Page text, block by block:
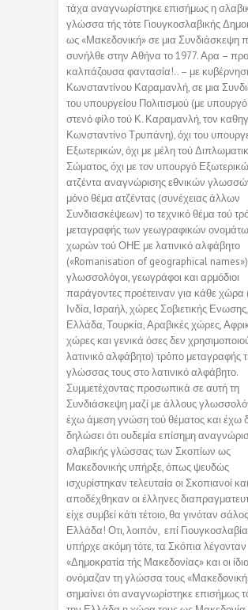
τάχα αναγνωρίστηκε επισήμως η
γλώσσα τής τότε Γιουγκοσλαβικής
ως «Μακεδονική» σε μια Συνδιάσκεψη
συνήλθε στην Αθήνα το 1977. Αρα –
καλπάζουσα φαντασία!.. – με
Κωνσταντίνου Καραμανλή, σε μια
του υπουργείου Πολιτισμού (με
στενό φίλο τού Κ. Καραμανλή, τον
Κωνσταντίνο Τρυπάνη), όχι του
Εξωτερικών, όχι με μέλη τού
Σώματος, όχι με τον υπουργό
ατζέντα αναγνώρισης εθνικών
μόνο θέμα ατζέντας (συνέχειας άλλων
Συνδιασκέψεων) το τεχνικό θέμα τού
μεταγραφής των γεωγραφικών
χωρών τού ΟΗΕ με λατινικό αλφάβητο
(«Romanisation of geographical
γλωσσολόγοι, γεωγράφοι και αρμόδιοι
παράγοντες προέτειναν για κάθε χώρα
Ινδία, Ισραήλ, χώρες Σοβιετικής Ενωσης,
Ελλάδα, Τουρκία, Αραβικές χώρες,
χώρες και γενικά όσες δεν
λατινικό αλφάβητο) τρόπο μεταγραφής
γλώσσας τους στο λατινικό αλφάβητο.
Συμμετέχοντας προσωπικά σε αυτή τη
Συνδιάσκεψη μαζί με άλλους
έχω άμεση γνώση τού θέματος και έχω
δηλώσει ότι ουδεμία επίσημη
σλαβικής γλώσσας των Σκοπίων ως
Μακεδονικής υπήρξε, όπως ψευδώς
ισχυρίστηκαν τελευταία οι Σκοπιανοί και
αποδέχθηκαν οι έλληνες
είχε συμβεί κάτι τέτοιο, θα γινόταν
Ελλάδα! Οτι, λοιπόν, επί
υπήρχε ακόμη τότε, τα Σκόπια λέγονταν
«Δημοκρατία τής Μακεδονίας» και οι
ονόμαζαν τη γλώσσα τους
σημαίνει ότι αναγνωρίστηκε επισήμως